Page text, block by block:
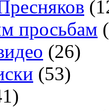
просьбам
(26)
(53)